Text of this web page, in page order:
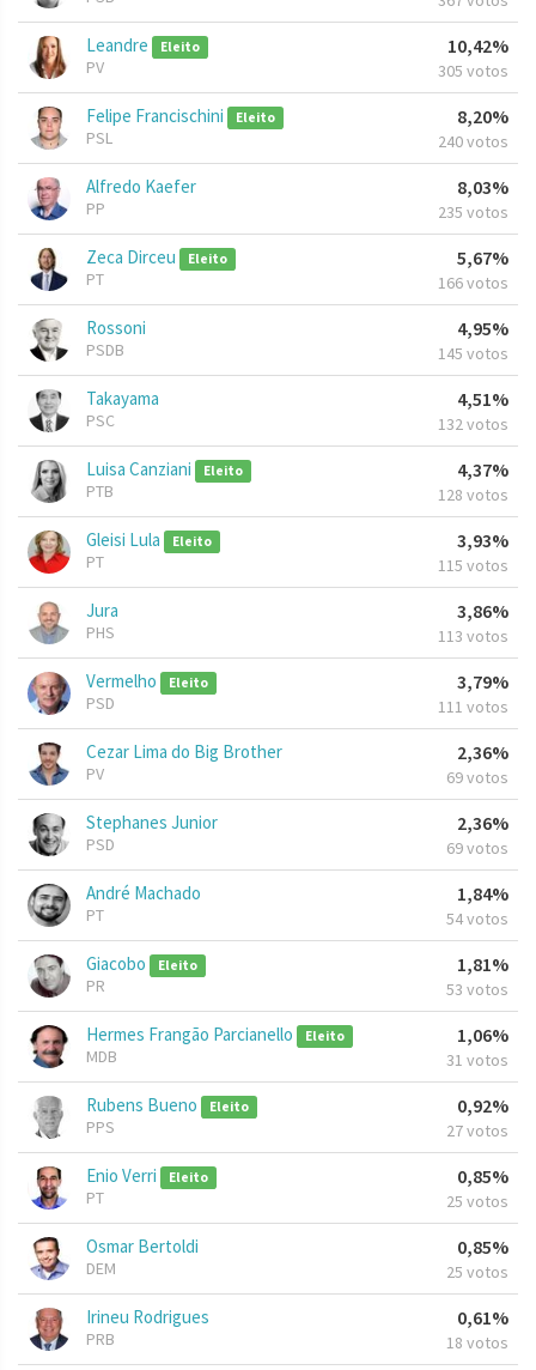
Leandre Eleito
PV
10,42%
305 votos
Felipe Francischini Eleito
PSL
8,20%
240 votos
Alfredo Kaefer
PP
8,03%
235 votos
Zeca Dirceu Eleito
PT
5,67%
166 votos
Rossoni
PSDB
4,95%
145 votos
Takayama
PSC
4,51%
132 votos
Luisa Canziani Eleito
PTB
4,37%
128 votos
Gleisi Lula Eleito
PT
3,93%
115 votos
Jura
PHS
3,86%
113 votos
Vermelho Eleito
PSD
3,79%
111 votos
Cezar Lima do Big Brother
PV
2,36%
69 votos
Stephanes Junior
PSD
2,36%
69 votos
André Machado
PT
1,84%
54 votos
Giacobo Eleito
PR
1,81%
53 votos
Hermes Frangão Parcianello Eleito
MDB
1,06%
31 votos
Rubens Bueno Eleito
PPS
0,92%
27 votos
Enio Verri Eleito
PT
0,85%
25 votos
Osmar Bertoldi
DEM
0,85%
25 votos
Irineu Rodrigues
PRB
0,61%
18 votos